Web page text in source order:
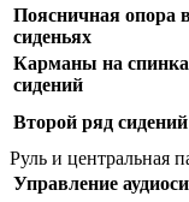
Поясничная опора
сиденьях
Карманы на
сидений
Второй ряд сидений
Руль и центральная
Управление